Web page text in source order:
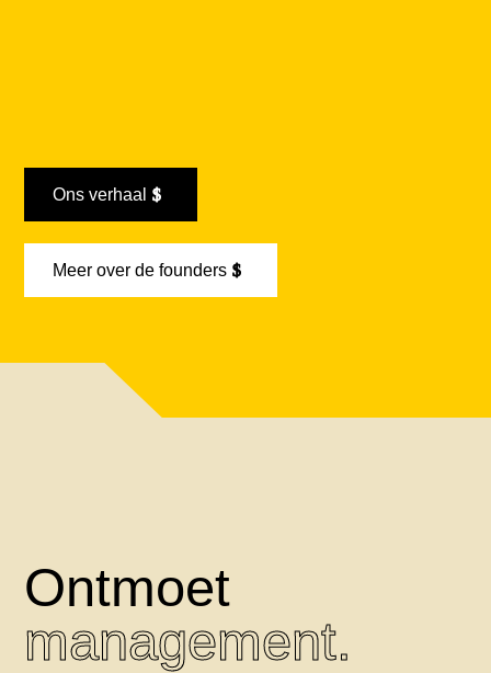
Ons verhaal
Meer over de founders
Ontmoet
management.